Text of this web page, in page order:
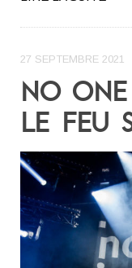
27 SEPTEMBRE 2021
NO
LE FEU